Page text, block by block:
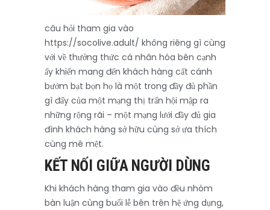
câu hỏi tham gia vào
https://socolive.adult/ không riêng gì cùng
với về thưởng thức cá nhân hóa bên cạnh
ấy khiến mang đến khách hàng cất cánh
bướm bạt bọn họ là một trong đầy đủ phần
gì đấy của một mạng thị trấn hội mập ra
những rộng rãi – một mạng lưới đầy đủ gia
đình khách hàng sở hữu cùng sở ưa thích
cùng mê mệt.
KẾT NỐI GIỮA NGƯỜI DÙNG
Khi khách hàng tham gia vào đều nhóm
bàn luận cùng buổi lễ bên trên hệ ứng dụng,